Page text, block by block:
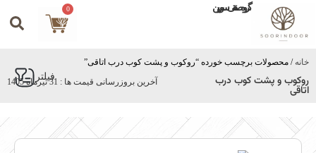
گروه صنعتی سورین 0
خانه / محصولات برچسب خورده “روکوب و پشت کوب درب اتاقی”
فیلتر روکوب و پشت کوب درب
اتاقی
آخرین بروزرسانی قیمت ها : 31 تیرماه 1405